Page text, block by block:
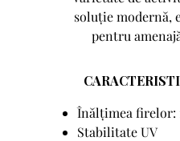
soluție modernă,
pentru
Înălțimea firelor:
Stabilitate UV